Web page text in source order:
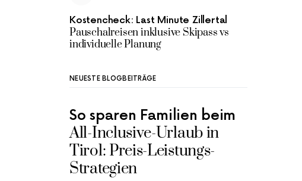
Kostencheck: Last Minute Zillertal
Pauschalreisen inklusive Skipass vs
individuelle Planung
NEUESTE BLOGBEITRÄGE
So sparen Familien beim
All-Inclusive-Urlaub in
Tirol: Preis-Leistungs-
Strategien